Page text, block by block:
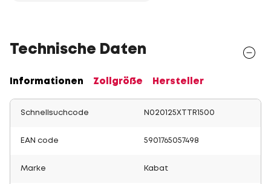
Technische Daten
Informationen Zollgröße Hersteller
Schnellsuchcode N020125XTTR1500
EAN code 5901765057498
Marke Kabat